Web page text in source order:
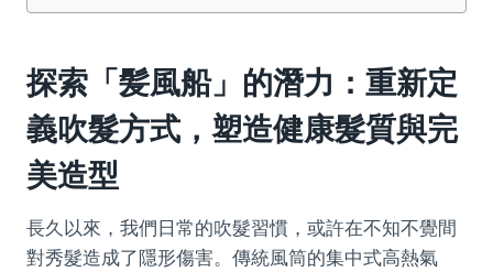
探索「髪風船」的潛力：重新定
義吹髮方式，塑造健康髮質與完
美造型
長久以來，我們日常的吹髮習慣，或許在不知不覺間
對秀髮造成了隱形傷害。傳統風筒的集中式高熱氣